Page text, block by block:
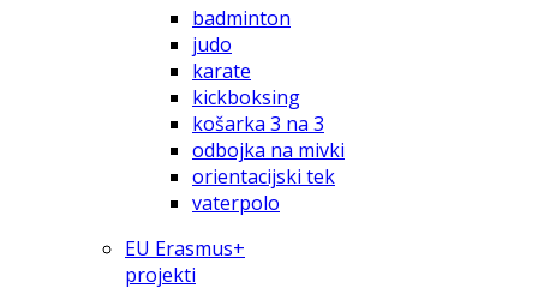
badminton
judo
karate
kickboksing
košarka 3 na 3
odbojka na mivki
orientacijski tek
vaterpolo
EU Erasmus+
projekti